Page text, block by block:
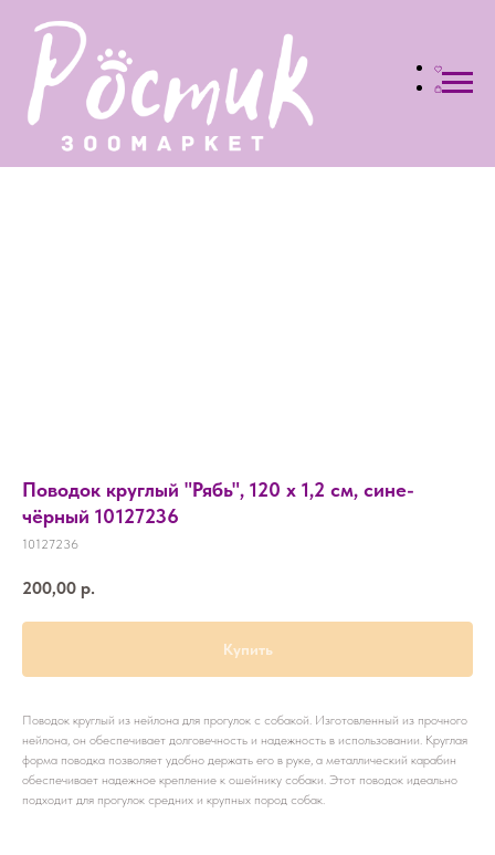
Поводок круглый "Рябь", 120 х 1,2 см, сине-
чёрный 10127236
10127236
200,00 р.
Купить
Поводок круглый из нейлона для прогулок с собакой. Изготовленный из прочного
нейлона, он обеспечивает долговечность и надежность в использовании. Круглая
форма поводка позволяет удобно держать его в руке, а металлический карабин
обеспечивает надежное крепление к ошейнику собаки. Этот поводок идеально
подходит для прогулок средних и крупных пород собак.